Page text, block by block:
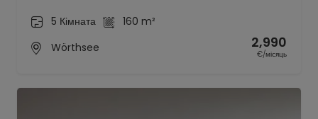
5 Кімната
160 m²
Wörthsee
2,990
€/місяць